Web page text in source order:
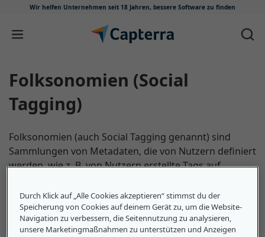
Wir helfen Unternehmen seit 18 Jahren, bessere Software zu finden
Zum Inhalt springen
Folksonomien (Social
Tagging)
Folksonomien (auch Social Tagging genannt) sind
Sammlungen von Metadaten, die von Nutzern definiert
werden, wie z. B. von Nutzern erstellte Tags auf
Onlineinhalten. Diese Tags erleichtern Nutzern die
Suche nach bestimmten Inhalten. Ein Foto der Skyline
von New York City könnte z. B. die folgenden
Durch Klick auf „Alle Cookies akzeptieren“ stimmst du der
Speicherung von Cookies auf deinem Gerät zu, um die Website-
Navigation zu verbessern, die Seitennutzung zu analysieren,
unsere Marketingmaßnahmen zu unterstützen und Anzeigen